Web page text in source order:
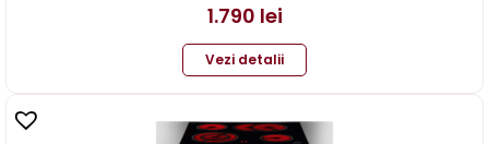
1.790 lei
Vezi detalii